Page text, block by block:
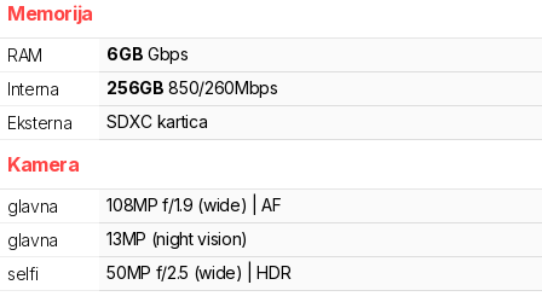
Memorija
RAM 6GB Gbps
Interna
256GB 850/260Mbps
Eksterna
SDXC kartica
Kamera
glavna
108MP f/1.9 (wide) | AF
glavna
13MP (night vision)
selfi
50MP f/2.5 (wide) | HDR